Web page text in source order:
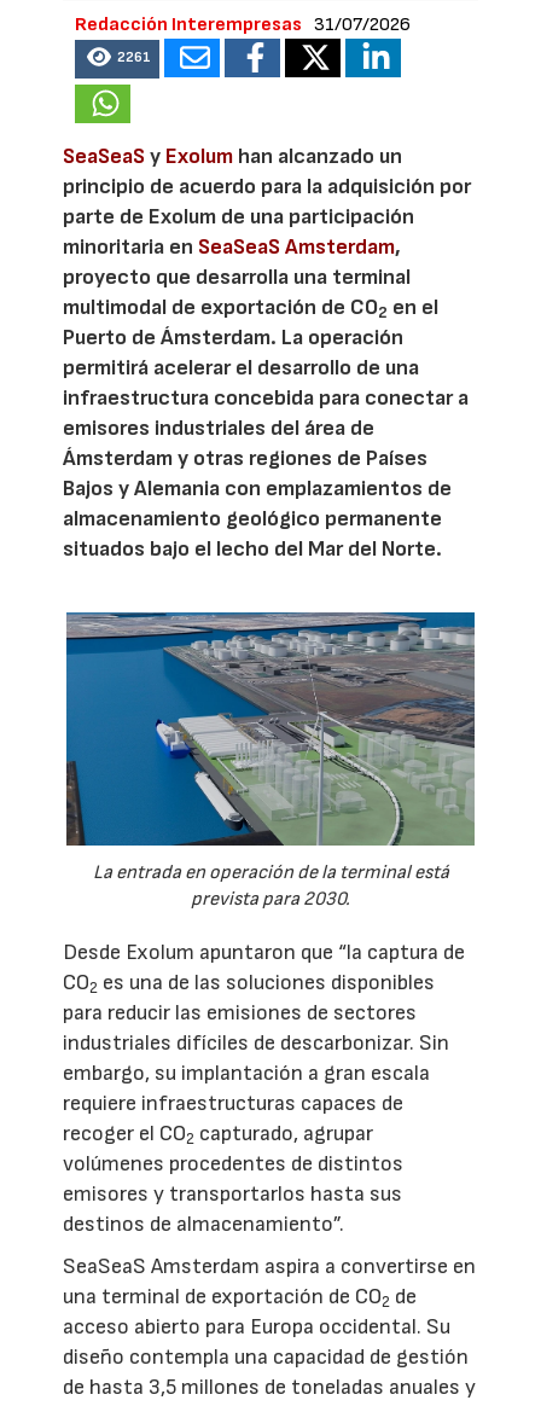
Redacción Interempresas 31/07/2026
2261
SeaSeaSy Exolum han alcanzado un
principio de acuerdo para la adquisición por
parte de Exolum de una participación
minoritaria en SeaSeaS Amsterdam,
proyecto que desarrolla una terminal
multimodal de exportación de CO2 en el
Puerto de Ámsterdam. La operación
permitirá acelerar el desarrollo de una
infraestructura concebida para conectar a
emisores industriales del área de
Ámsterdam y otras regiones de Países
Bajos y Alemania con emplazamientos de
almacenamiento geológico permanente
situados bajo el lecho del Mar del Norte.
La entrada en operación de la terminal está
prevista para 2030.
Desde Exolum apuntaron que “la captura de
CO2 es una de las soluciones disponibles
para reducir las emisiones de sectores
industriales difíciles de descarbonizar. Sin
embargo, su implantación a gran escala
requiere infraestructuras capaces de
recoger el CO2 capturado, agrupar
volúmenes procedentes de distintos
emisores y transportarlos hasta sus
destinos de almacenamiento”.
SeaSeaS Amsterdam aspira a convertirse en
una terminal de exportación de CO2 de
acceso abierto para Europa occidental. Su
diseño contempla una capacidad de gestión
de hasta 3,5 millones de toneladas anuales y